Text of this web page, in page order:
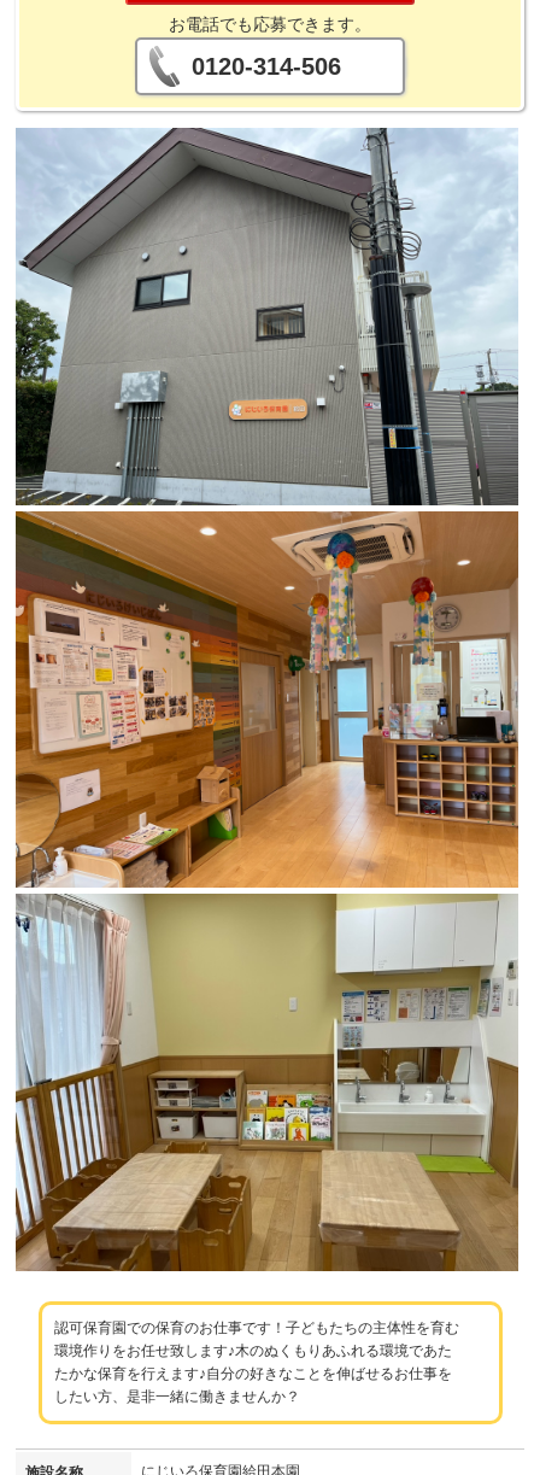
お電話でも応募できます。
0120-314-506
認可保育園での保育のお仕事です！子どもたちの主体性を育む
環境作りをお任せ致します♪木のぬくもりあふれる環境であた
たかな保育を行えます♪自分の好きなことを伸ばせるお仕事を
したい方、是非一緒に働きませんか？